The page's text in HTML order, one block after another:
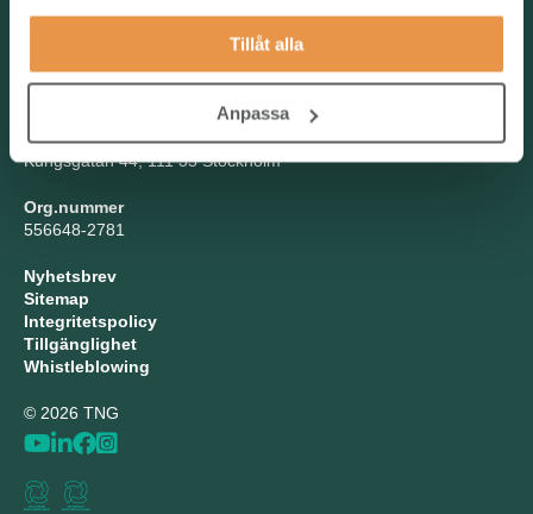
Tillåt alla
Anpassa
Välj dag och tid!
Besöksadress
Kungsgatan 44, Stockholm
Postadress
Kungsgatan 44, 111 35 Stockholm
Org.nummer
556648-2781
Nyhetsbrev
Sitemap
Integritetspolicy
Tillgänglighet
Whistleblowing
© 2026 TNG